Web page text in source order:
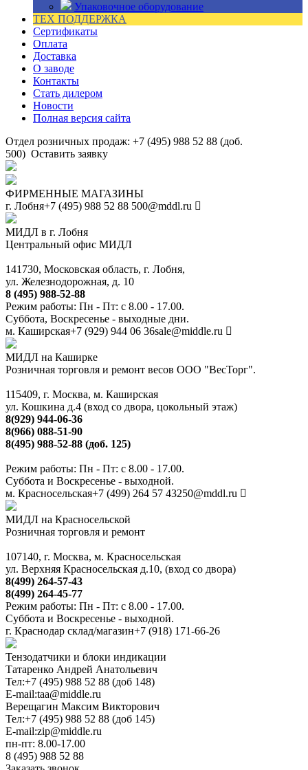
Упаковочное оборудование
ТЕХ ПОДДЕРЖКА
Сертификаты
Оплата
Доставка
О заводе
Контакты
Стать дилером
Новости
Полная версия сайта
Отдел розничных продаж: +7 (495) 988 52 88 (доб.
500) Оставить заявку
ФИРМЕННЫЕ МАГАЗИНЫ
г. Лобня+7 (495) 988 52 88 500@mddl.ru
МИДЛ в г. Лобня
Центральный офис МИДЛ
141730, Московская область, г. Лобня,
ул. Железнодорожная, д. 10
8 (495) 988-52-88
Режим работы: Пн - Пт: с 8.00 - 17.00.
Суббота, Воскресенье - выходные дни.
м. Каширская+7 (929) 944 06 36sale@middle.ru
МИДЛ на Каширке
Розничная торговля и ремонт весов ООО "ВесТорг".
115409, г. Москва, м. Каширская
ул. Кошкина д.4 (вход со двора, цокольный этаж)
8(929) 944-06-36
8(966) 088-51-90
8(495) 988-52-88 (доб. 125)
Режим работы: Пн - Пт: с 8.00 - 17.00.
Суббота и Воскресенье - выходной.
м. Красносельская+7 (499) 264 57 43250@mddl.ru
МИДЛ на Красносельской
Розничная торговля и ремонт
107140, г. Москва, м. Красносельская
ул. Верхняя Красносельская д.10, (вход со двора)
8(499) 264-57-43
8(499) 264-45-77
Режим работы: Пн - Пт: с 8.00 - 17.00.
Суббота и Воскресенье - выходной.
г. Краснодар склад/магазин+7 (918) 171-66-26
Тензодатчики и блоки индикации
Татаренко Андрей Анатольевич
Тел:+7 (495) 988 52 88 (доб 148)
E-mail:taa@middle.ru
Верещагин Максим Викторович
Тел:+7 (495) 988 52 88 (доб 145)
E-mail:zip@middle.ru
пн-пт: 8.00-17.00
8 (495) 988 52 88